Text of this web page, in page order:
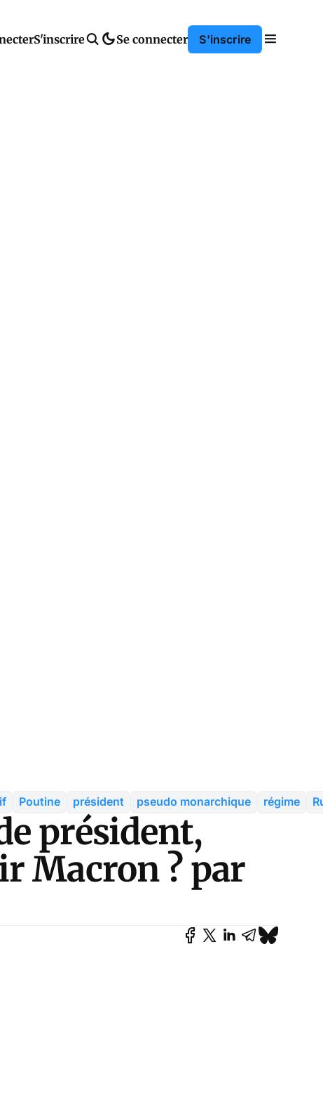
S'inscrire Se connecter S'inscrire
Poutine président pseudo monarchique régime
président,
Macron ? par